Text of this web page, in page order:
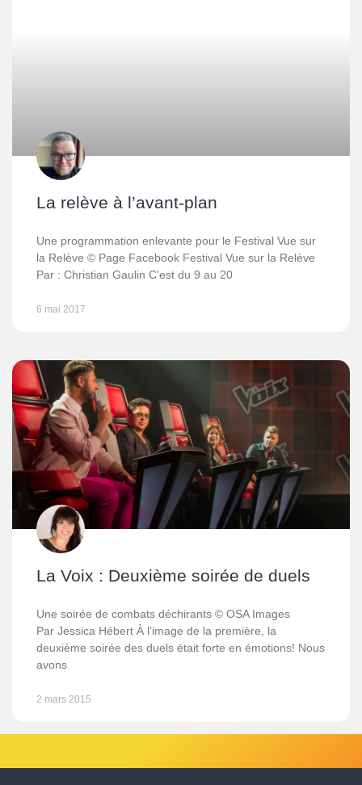
La relève à l’avant-plan
Une programmation enlevante pour le Festival Vue sur
la Relève © Page Facebook Festival Vue sur la Relève
Par : Christian Gaulin C’est du 9 au 20
6 mai 2017
La Voix : Deuxième soirée de duels
Une soirée de combats déchirants © OSA Images
Par Jessica Hébert À l’image de la première, la
deuxième soirée des duels était forte en émotions! Nous
avons
2 mars 2015